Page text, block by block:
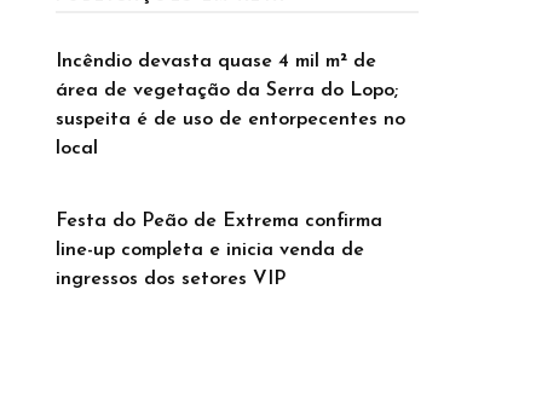
Incêndio devasta quase 4 mil m² de
área de vegetação da Serra do Lopo;
suspeita é de uso de entorpecentes no
local
Festa do Peão de Extrema confirma
line-up completa e inicia venda de
ingressos dos setores VIP